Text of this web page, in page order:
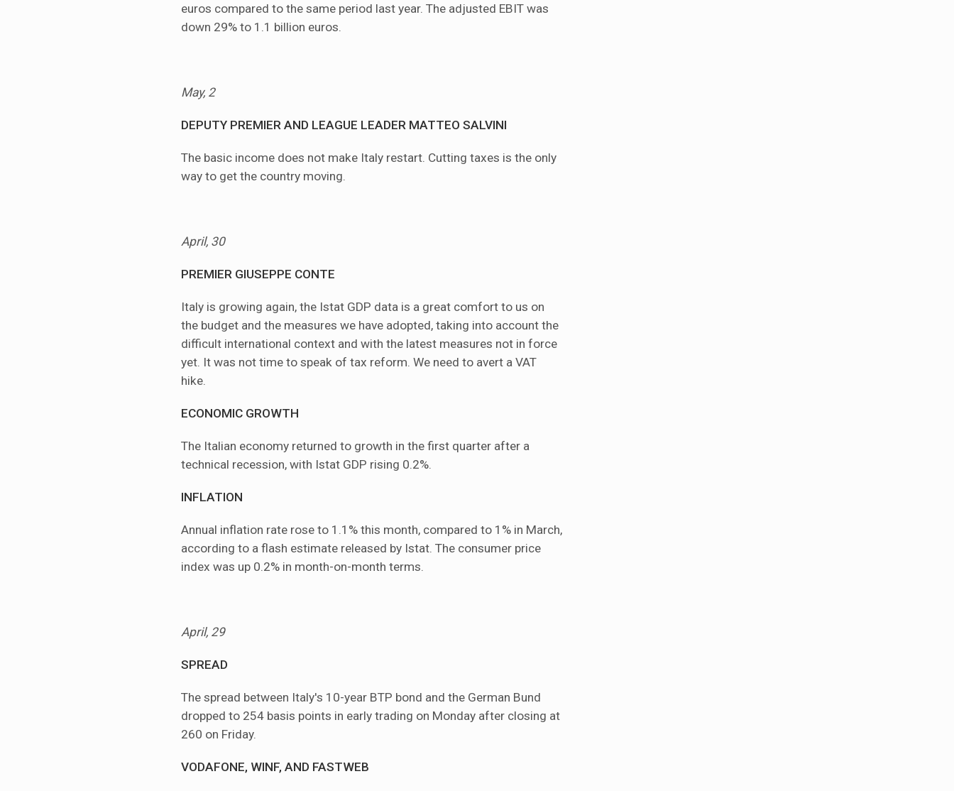
euros compared to the same period last year. The adjusted EBIT was
down 29% to 1.1 billion euros.
May, 2
DEPUTY PREMIER AND LEAGUE LEADER MATTEO SALVINI
The basic income does not make Italy restart. Cutting taxes is the only
way to get the country moving.
April, 30
PREMIER GIUSEPPE CONTE
Italy is growing again, the Istat GDP data is a great comfort to us on
the budget and the measures we have adopted, taking into account the
difficult international context and with the latest measures not in force
yet. It was not time to speak of tax reform. We need to avert a VAT
hike.
ECONOMIC GROWTH
The Italian economy returned to growth in the first quarter after a
technical recession, with Istat GDP rising 0.2%.
INFLATION
Annual inflation rate rose to 1.1% this month, compared to 1% in March,
according to a flash estimate released by Istat. The consumer price
index was up 0.2% in month-on-month terms.
April, 29
SPREAD
The spread between Italy's 10-year BTP bond and the German Bund
dropped to 254 basis points in early trading on Monday after closing at
260 on Friday.
VODAFONE, WINF, AND FASTWEB